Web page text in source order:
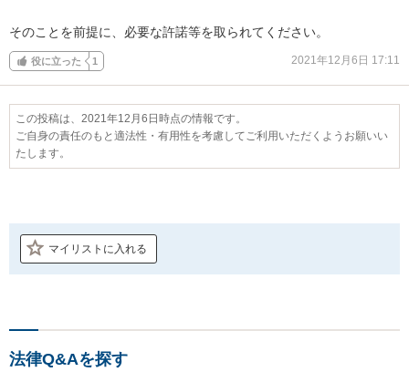
そのことを前提に、必要な許諾等を取られてください。
役に立った 1 2021年12月6日 17:11
この投稿は、2021年12月6日時点の情報です。
ご自身の責任のもと適法性・有用性を考慮してご利用いただくようお願いい
たします。
マイリストに入れる
法律Q&Aを探す